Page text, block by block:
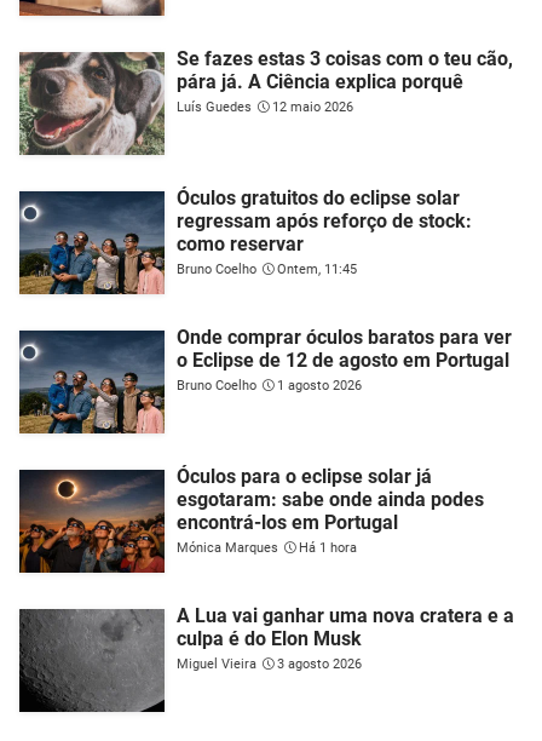
Se fazes estas 3 coisas com o teu cão,
pára já. A Ciência explica porquê
Luís Guedes 12 maio 2026
Óculos gratuitos do eclipse solar
regressam após reforço de stock:
como reservar
Bruno Coelho Ontem, 11:45
Onde comprar óculos baratos para ver
o Eclipse de 12 de agosto em Portugal
Bruno Coelho 1 agosto 2026
Óculos para o eclipse solar já
esgotaram: sabe onde ainda podes
encontrá-los em Portugal
Mónica Marques Há 1 hora
A Lua vai ganhar uma nova cratera e a
culpa é do Elon Musk
Miguel Vieira 3 agosto 2026